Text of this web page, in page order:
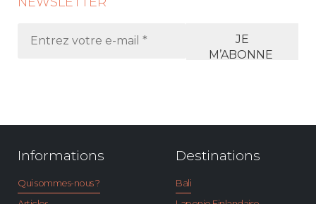
Informations
Qui sommes-nous ?
Destinations
Bali